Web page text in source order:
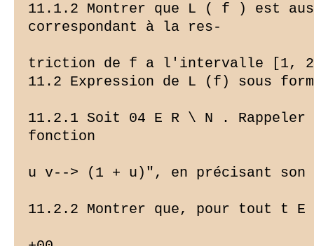
11.1.2 Montrer que L ( f ) est
correspondant à la res-
triction de f a l'intervalle [1,
11.2 Expression de L (f) sous
11.2.1 Soit 04 E R \ N .
fonction
u v--> (1 + u)", en précisant son
11.2.2 Montrer que, pour tout t